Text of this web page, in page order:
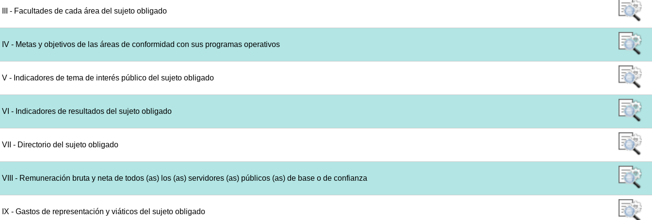
III - Facultades de cada área del sujeto obligado
IV - Metas y objetivos de las áreas de conformidad con sus programas operativos
V - Indicadores de tema de interés público del sujeto obligado
VI - Indicadores de resultados del sujeto obligado
VII - Directorio del sujeto obligado
VIII - Remuneración bruta y neta de todos (as) los (as) servidores (as) públicos (as) de base o de confianza
IX - Gastos de representación y viáticos del sujeto obligado